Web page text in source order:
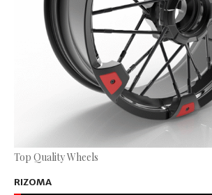
Top Quality Wheels
RIZOMA